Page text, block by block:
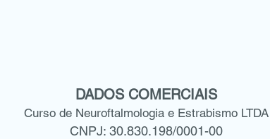
DADOS COMERCIAIS
Curso de Neuroftalmologia e Estrabismo LTDA
CNPJ: 30.830.198/0001-00